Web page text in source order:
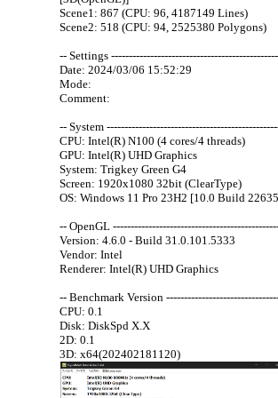
Scene1: 867 (CPU: 96, 4187149 Lines)
Scene2: 518 (CPU: 94, 2525380 Polygons)
-- Settings
Date: 2024/03/06 15:52:29
Mode:
Comment:
-- System
CPU: Intel(R) N100 (4 cores/4 threads)
GPU: Intel(R) UHD Graphics
System: Trigkey Green G4
Screen: 1920x1080 32bit (ClearType)
OS: Windows 11 Pro 23H2 [10.0 Build
-- OpenGL
Version: 4.6.0 - Build 31.0.101.5333
Vendor: Intel
Renderer: Intel(R) UHD Graphics
-- Benchmark Version
CPU: 0.1
Disk: DiskSpd X.X
2D: 0.1
3D: x64(202402181120)